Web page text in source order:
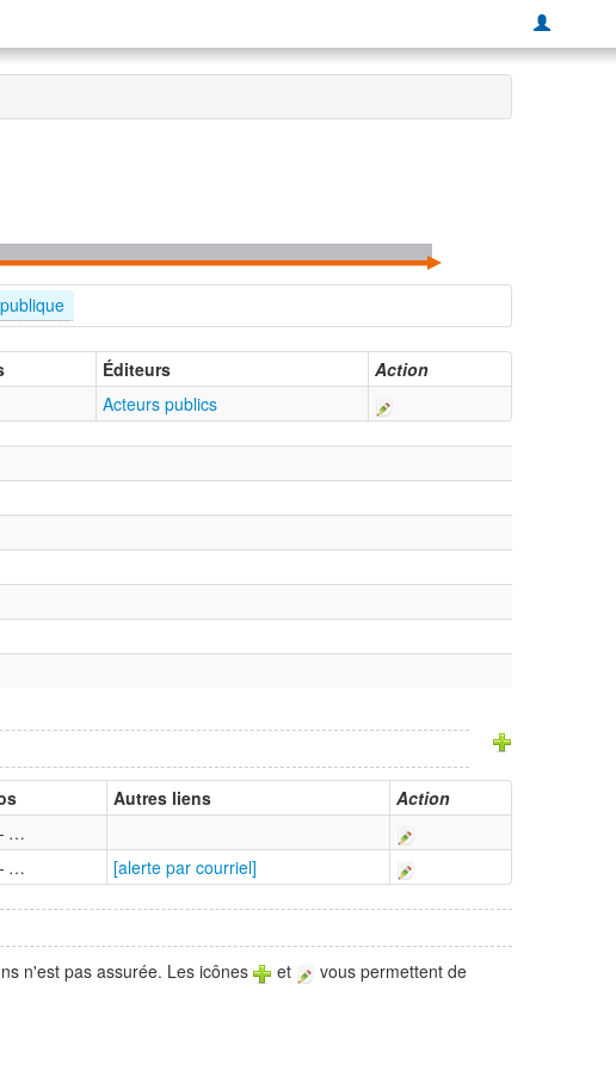
Éditeurs
Action
Acteurs publics
Autres liens
Action
…
… [alerte par courriel]
n'est pas assurée. Les icônes et
vous permettent de